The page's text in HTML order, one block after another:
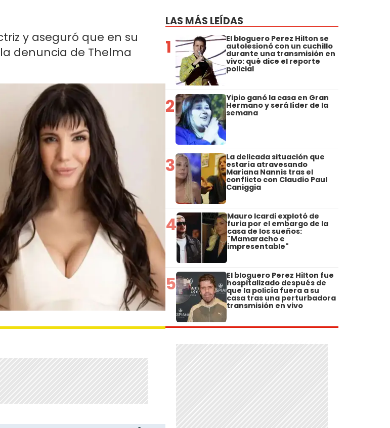
y aseguró que en su
denuncia de Thelma
LAS MÁS LEÍDAS
1 El bloguero Perez Hilton se
autolesionó con un cuchillo
durante una transmisión en
vivo: qué dice el reporte
policial
2 Yipio ganó la casa en Gran
Hermano y será líder de la
semana
3 La delicada situación que
estaría atravesando
Mariana Nannis tras el
conflicto con Claudio Paul
Caniggia
4 Mauro Icardi explotó de
furia por el embargo de la
casa de los sueños:
"Mamaracho e
impresentable"
5 El bloguero Perez Hilton fue
hospitalizado después de
que la policía fuera a su
casa tras una perturbadora
transmisión en vivo